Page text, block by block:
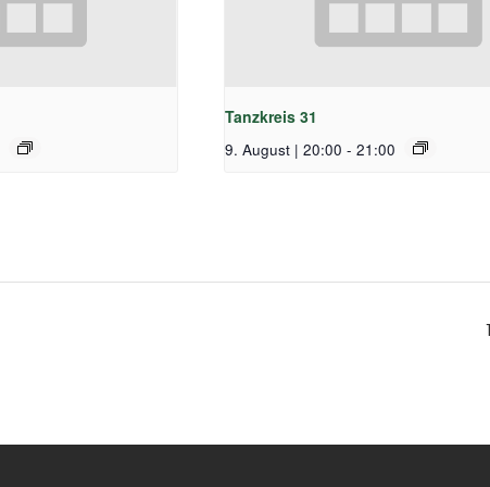
Tanzkreis 31
9. August | 20:00 - 21:00